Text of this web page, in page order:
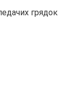
грядок